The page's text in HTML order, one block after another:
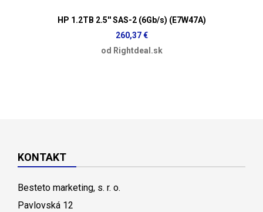
HP 1.2TB 2.5'' SAS-2 (6Gb/s) (E7W47A)
260,37 €
od Rightdeal.sk
KONTAKT
Besteto marketing, s. r. o.
Pavlovská 12